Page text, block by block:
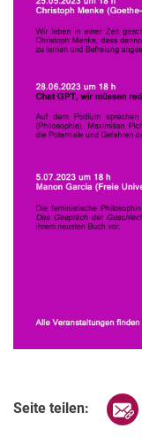
Seite teilen: